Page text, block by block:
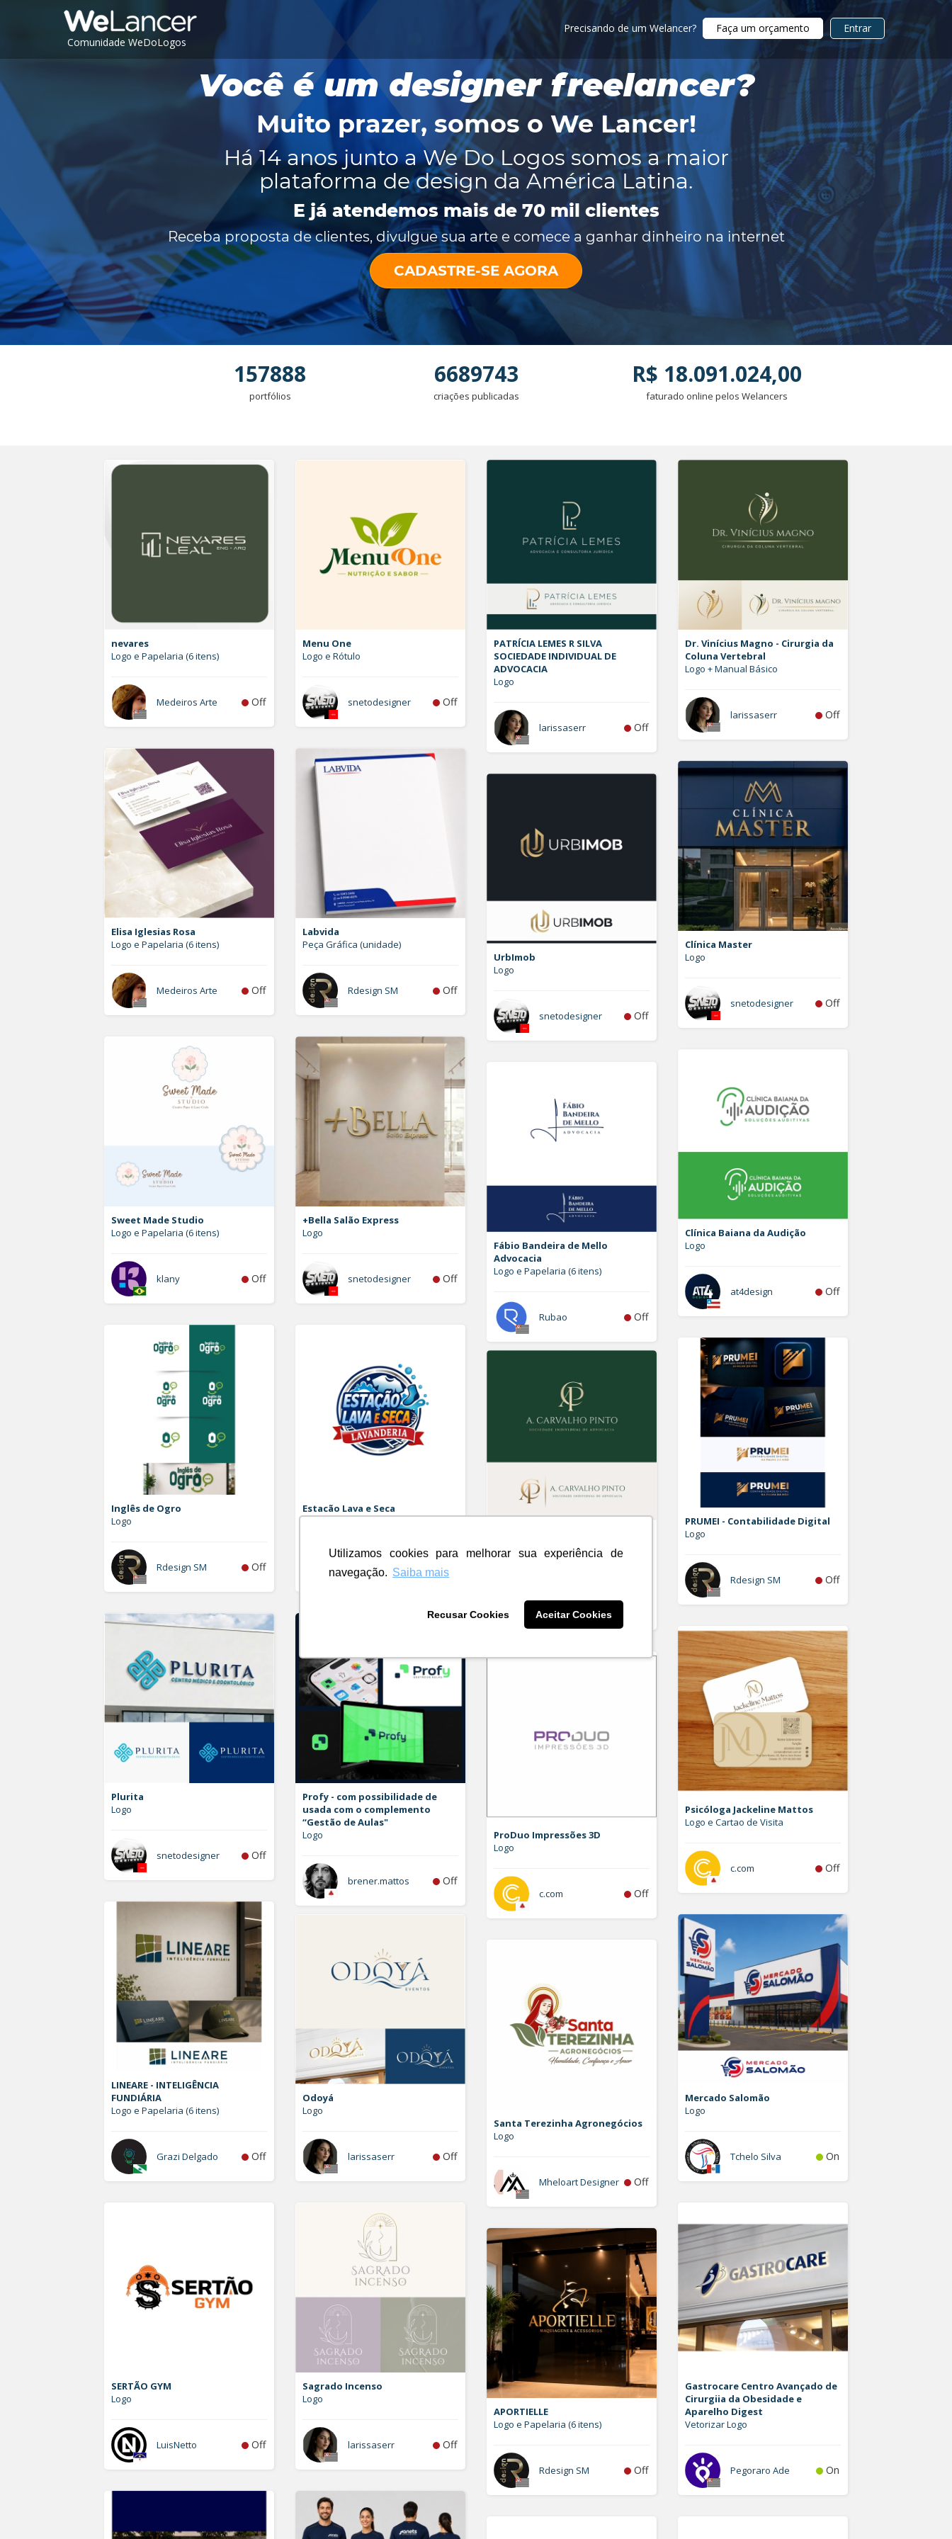
Utilizamos cookies para melhorar sua experiência de
navegação. Saiba mais
Recusar Cookies Aceitar Cookies
Comunidade WeDoLogos
Precisando de um Welancer? Faça um orçamento Entrar
Você é um designer freelancer?
Muito prazer, somos o We Lancer!
Há 14 anos junto a We Do Logos somos a maior
plataforma de design da América Latina.
E já atendemos mais de 70 mil clientes
Receba proposta de clientes, divulgue sua arte e comece a ganhar dinheiro na internet
CADASTRE-SE AGORA
157888
portfólios
6689743
criações publicadas
R$ 18.091.024,00
faturado online pelos Welancers
nevares
Logo e Papelaria (6 itens)
Medeiros Arte Off
Menu One
Logo e Rótulo
snetodesigner Off
PATRÍCIA LEMES R SILVA
SOCIEDADE INDIVIDUAL DE
ADVOCACIA
Logo
larissaserr Off
Dr. Vinícius Magno - Cirurgia da
Coluna Vertebral
Logo + Manual Básico
larissaserr Off
Elisa Iglesias Rosa
Logo e Papelaria (6 itens)
Medeiros Arte Off
Labvida
Peça Gráfica (unidade)
Rdesign SM Off
Clínica Master
Logo
snetodesigner Off
UrbImob
Logo
snetodesigner Off
Sweet Made Studio
Logo e Papelaria (6 itens)
klany Off
+Bella Salão Express
Logo
snetodesigner Off
Clínica Baiana da Audição
Logo
at4design Off
Fábio Bandeira de Mello
Advocacia
Logo e Papelaria (6 itens)
Rubao Off
Inglês de Ogro
Logo
Rdesign SM Off
Estacão Lava e Seca
Vetorizar Logo
Rdesign SM Off
PRUMEI - Contabilidade Digital
Logo
Rdesign SM Off
Individual de Advocacia
Logo
Plurita
Logo
snetodesigner Off
Profy - com possibilidade de
usada com o complemento
“Gestão de Aulas"
Logo
brener.mattos Off
Psicóloga Jackeline Mattos
Logo e Cartao de Visita
c.com Off
ProDuo Impressões 3D
Logo
c.com Off
LINEARE - INTELIGÊNCIA
FUNDIÁRIA
Logo e Papelaria (6 itens)
Grazi Delgado Off
Odoyá
Logo
larissaserr Off
Mercado Salomão
Logo
Tchelo Silva On
Santa Terezinha Agronegócios
Logo
Mheloart Designer Off
SERTÃO GYM
Logo
LuisNetto Off
Sagrado Incenso
Logo
larissaserr Off
Gastrocare Centro Avançado de
Cirurgiia da Obesidade e
Aparelho Digest
Vetorizar Logo
Pegoraro Ade On
APORTIELLE
Logo e Papelaria (6 itens)
Rdesign SM Off